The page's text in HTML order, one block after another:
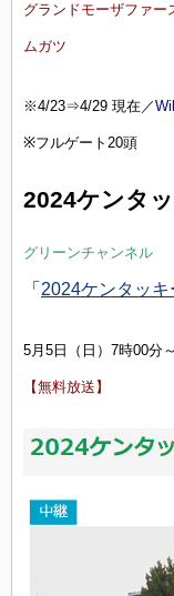
グランドモーザファ
ムガツ
※4/23⇒4/29 現在／
※フルゲート20頭
2024ケンタ
グリーンチャンネル
「 2024ケンタッ
5月5日（日）7時00分
【無料放送】